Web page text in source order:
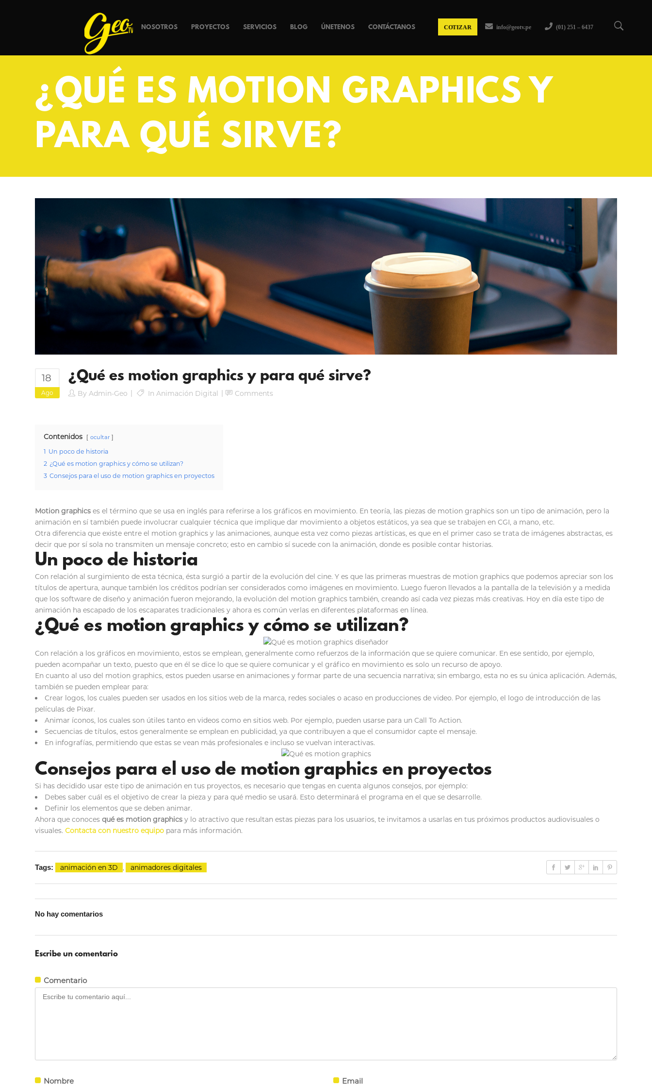
NOSOTROS PROYECTOS SERVICIOS BLOG ÚNETENOS CONTÁCTANOS COTIZAR info@geotv.pe (01) 251 – 6437
¿QUÉ ES MOTION GRAPHICS Y
PARA QUÉ SIRVE?
18
Ago
¿Qué es motion graphics y para qué sirve?
By Admin-Geo In Animación Digital Comments
Contenidos ocultar
1 Un poco de historia
2 ¿Qué es motion graphics y cómo se utilizan?
3 Consejos para el uso de motion graphics en proyectos
Motion graphics es el término que se usa en inglés para referirse a los gráficos en movimiento. En teoría, las piezas de motion graphics son un tipo de animación, pero la
animación en sí también puede involucrar cualquier técnica que implique dar movimiento a objetos estáticos, ya sea que se trabajen en CGI, a mano, etc.
Otra diferencia que existe entre el motion graphics y las animaciones, aunque esta vez como piezas artísticas, es que en el primer caso se trata de imágenes abstractas, es
decir que por sí sola no transmiten un mensaje concreto; esto en cambio sí sucede con la animación, donde es posible contar historias.
Un poco de historia
Con relación al surgimiento de esta técnica, ésta surgió a partir de la evolución del cine. Y es que las primeras muestras de motion graphics que podemos apreciar son los
títulos de apertura, aunque también los créditos podrían ser considerados como imágenes en movimiento. Luego fueron llevados a la pantalla de la televisión y a medida
que los software de diseño y animación fueron mejorando, la evolución del motion graphics también, creando así cada vez piezas más creativas. Hoy en día este tipo de
animación ha escapado de los escaparates tradicionales y ahora es común verlas en diferentes plataformas en línea.
¿Qué es motion graphics y cómo se utilizan?
Con relación a los gráficos en movimiento, estos se emplean, generalmente como refuerzos de la información que se quiere comunicar. En ese sentido, por ejemplo,
pueden acompañar un texto, puesto que en él se dice lo que se quiere comunicar y el gráfico en movimiento es solo un recurso de apoyo.
En cuanto al uso del motion graphics, estos pueden usarse en animaciones y formar parte de una secuencia narrativa; sin embargo, esta no es su única aplicación. Además,
también se pueden emplear para:
Crear logos, los cuales pueden ser usados en los sitios web de la marca, redes sociales o acaso en producciones de video. Por ejemplo, el logo de introducción de las
películas de Pixar.
Animar íconos, los cuales son útiles tanto en videos como en sitios web. Por ejemplo, pueden usarse para un Call To Action.
Secuencias de títulos, estos generalmente se emplean en publicidad, ya que contribuyen a que el consumidor capte el mensaje.
En infografías, permitiendo que estas se vean más profesionales e incluso se vuelvan interactivas.
Consejos para el uso de motion graphics en proyectos
Si has decidido usar este tipo de animación en tus proyectos, es necesario que tengas en cuenta algunos consejos, por ejemplo:
Debes saber cuál es el objetivo de crear la pieza y para qué medio se usará. Esto determinará el programa en el que se desarrolle.
Definir los elementos que se deben animar.
Ahora que conoces qué es motion graphics y lo atractivo que resultan estas piezas para los usuarios, te invitamos a usarlas en tus próximos productos audiovisuales o
visuales. Contacta con nuestro equipo para más información.
Tags: animación en 3D , animadores digitales
No hay comentarios
Escribe un comentario
Comentario
Nombre Email